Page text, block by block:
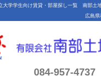
大学学生向け賃貸・部屋探し一覧 南部土
広島
084-957-4737